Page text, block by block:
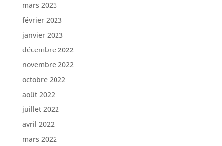
mars 2023
février 2023
janvier 2023
décembre 2022
novembre 2022
octobre 2022
août 2022
juillet 2022
avril 2022
mars 2022